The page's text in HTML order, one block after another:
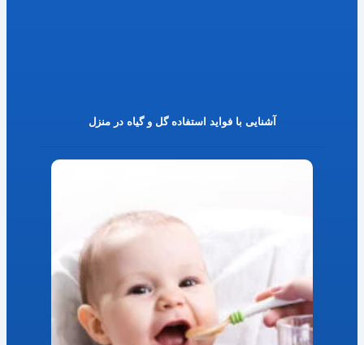
آشنایی با فواید استفاده گل و گیاه در منزل